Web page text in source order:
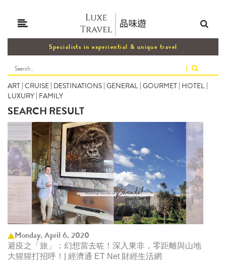
Specialists in experiential & unique travel
|
ART | CRUISE | DESTINATIONS | GENERAL | GOURMET | HOTEL |
LUXURY | FAMILY
SEARCH RESULT
Monday, April 6, 2020
避疫之「旅」：幻想當去咗！深入東非，零距離與山地
大猩猩打招呼！| 經濟通 ET Net 財經生活網